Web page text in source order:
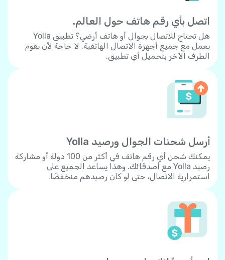
اتصل بأي رقم هاتف حول العالم.
هل تحتاج للاتصال بجوال أو هاتف أرضي؟ تطبيق Yolla
يعمل مع جميع أجهزة الاتصال الهاتفية. لا حاجة لأن يقوم
الطرف الآخر بتحميل أي تطبيق.
أرسل شحنات الجوال ورصيد Yolla
يمكنك شحن أي رقم هاتف في أكثر من 100 دولة أو مشاركة
رصيد Yolla مع أصدقائك. وهذا يساعد الجميع على
استمرارية الاتصال، حتى لو كان رصيدهم منخفضًا.